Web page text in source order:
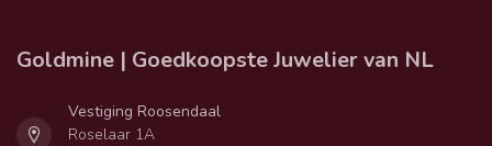
Goldmine | Goedkoopste Juwelier van NL
Vestiging Roosendaal
Roselaar 1A